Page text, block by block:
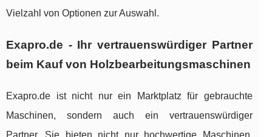
Vielzahl von Optionen zur Auswahl.
Exapro.de - Ihr vertrauenswürdiger Partner
beim Kauf von Holzbearbeitungsmaschinen
Exapro.de ist nicht nur ein Marktplatz für gebrauchte
Maschinen, sondern auch ein vertrauenswürdiger